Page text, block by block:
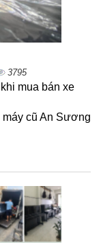
3795
mua bán xe
máy cũ An Sương